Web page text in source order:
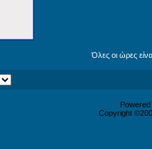
Όλες οι ώρες
Copyright